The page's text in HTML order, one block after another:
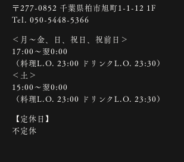
〒277-0852 千葉県柏市旭町1-1-12 1F
Tel. 050-5448-5366
＜月～金、日、祝日、祝前日＞
17:00～翌0:00
（料理L.O. 23:00 ドリンクL.O. 23:30）
＜土＞
15:00～翌0:00
（料理L.O. 23:00 ドリンクL.O. 23:30）
【定休日】
不定休